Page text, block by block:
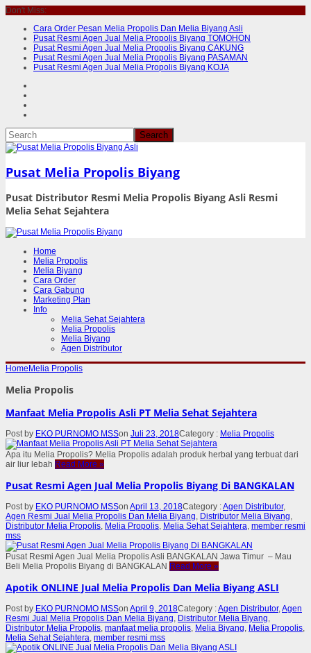
Don't Miss:
Cara Order Pesan Melia Propolis Dan Melia Biyang Asli
Pusat Resmi Agen Jual Melia Propolis Biyang TOMOHON
Pusat Resmi Agen Jual Melia Propolis Biyang CAKUNG
Pusat Resmi Agen Jual Melia Propolis Biyang PASAMAN
Pusat Resmi Agen Jual Melia Propolis Biyang KOJA
Pusat Melia Propolis Biyang
Pusat Distributor Resmi Melia Propolis Biyang Asli Resmi
Melia Sehat Sejahtera
Home
Melia Propolis
Melia Biyang
Cara Order
Cara Gabung
Marketing Plan
Info
Melia Sehat Sejahtera
Melia Propolis
Melia Biyang
Agen Distributor
Home Melia Propolis
Melia Propolis
Manfaat Melia Propolis Asli PT Melia Sehat Sejahtera
Post by EKO PURNOMO MSSon Juli 23, 2018Category : Melia Propolis
Apa itu Melia Propolis? Melia Propolis adalah produk herbal yang terbuat dari
air liur lebah Read More »
Pusat Resmi Agen Jual Melia Propolis Biyang Di BANGKALAN
Post by EKO PURNOMO MSSon April 13, 2018Category :Agen Distributor,
Agen Resmi Jual Melia Propolis Dan Melia Biyang, Distributor Melia Biyang,
Distributor Melia Propolis, Melia Propolis, Melia Sehat Sejahtera, member resmi
mss
Pusat Resmi Agen Jual Melia Propolis Asli BANGKALAN Jawa Timur – Mau
Beli Melia Propolis Biyang di BANGKALAN Read More »
Apotik ONLINE Jual Melia Propolis Dan Melia Biyang ASLI
Post by EKO PURNOMO MSSon April 9, 2018Category :Agen Distributor,Agen
Resmi Jual Melia Propolis Dan Melia Biyang, Distributor Melia Biyang,
Distributor Melia Propolis, manfaat melia propolis, Melia Biyang, Melia Propolis,
Melia Sehat Sejahtera, member resmi mss